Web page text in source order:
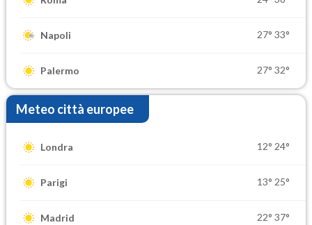
Napoli 27° 33°
Palermo 27° 32°
Meteo città europee
Londra 12° 24°
Parigi 13° 25°
Madrid 22° 37°